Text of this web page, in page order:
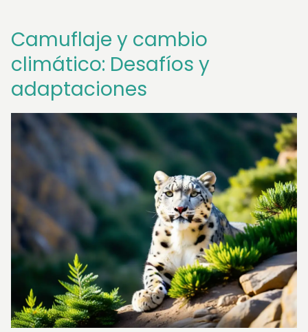
Camuflaje y cambio
climático: Desafíos y
adaptaciones